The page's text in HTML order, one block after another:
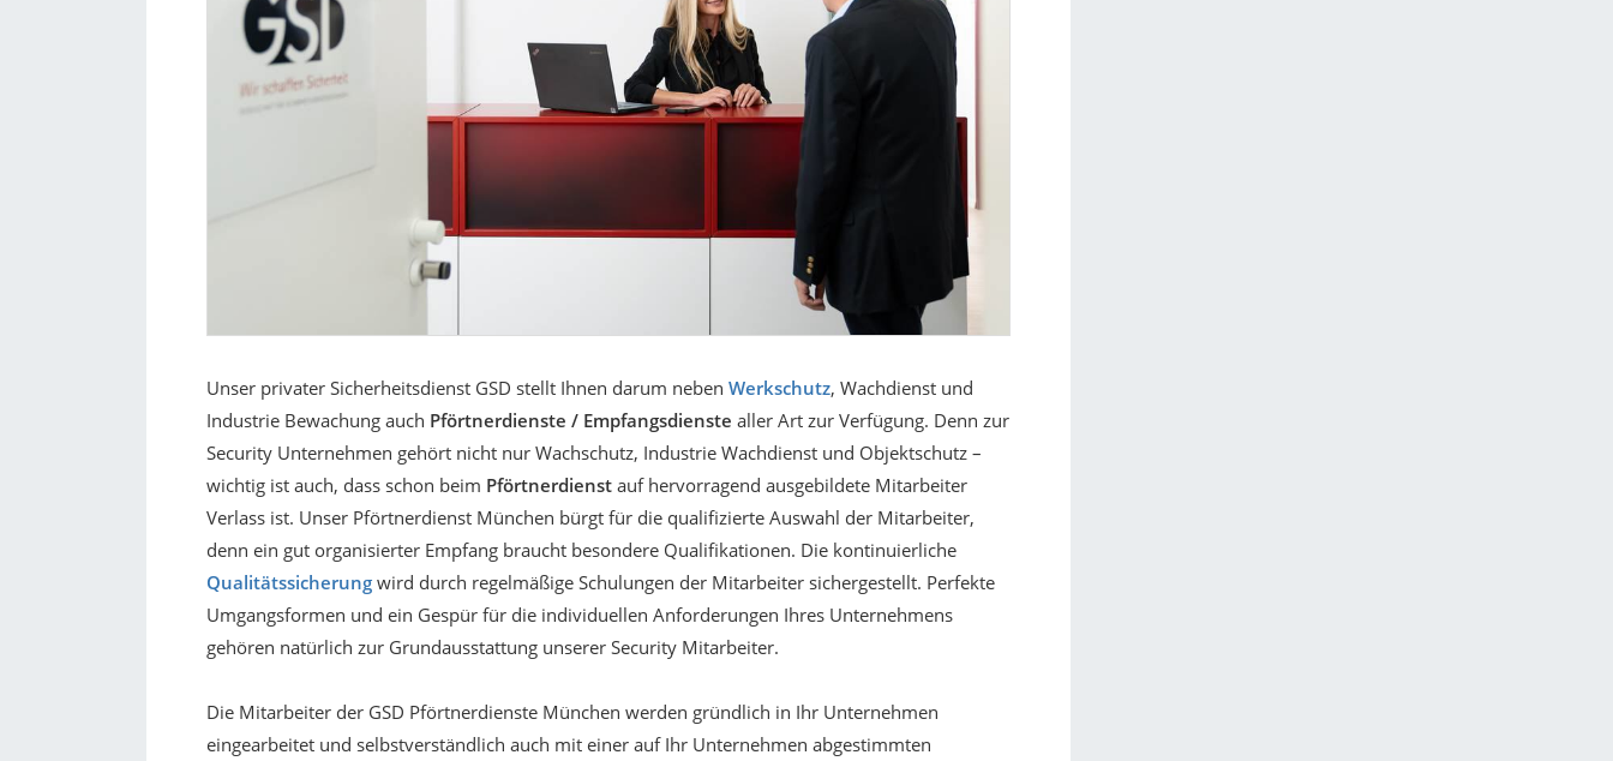
Unser privater Sicherheitsdienst GSD stellt Ihnen darum neben Werkschutz, Wachdienst und
Industrie Bewachung auch Pförtnerdienste / Empfangsdienste aller Art zur Verfügung. Denn zur
Security Unternehmen gehört nicht nur Wachschutz, Industrie Wachdienst und Objektschutz –
wichtig ist auch, dass schon beim Pförtnerdienst auf hervorragend ausgebildete Mitarbeiter
Verlass ist. Unser Pförtnerdienst München bürgt für die qualifizierte Auswahl der Mitarbeiter,
denn ein gut organisierter Empfang braucht besondere Qualifikationen. Die kontinuierliche
Qualitätssicherung wird durch regelmäßige Schulungen der Mitarbeiter sichergestellt. Perfekte
Umgangsformen und ein Gespür für die individuellen Anforderungen Ihres Unternehmens
gehören natürlich zur Grundausstattung unserer Security Mitarbeiter.
Die Mitarbeiter der GSD Pförtnerdienste München werden gründlich in Ihr Unternehmen
eingearbeitet und selbstverständlich auch mit einer auf Ihr Unternehmen abgestimmten